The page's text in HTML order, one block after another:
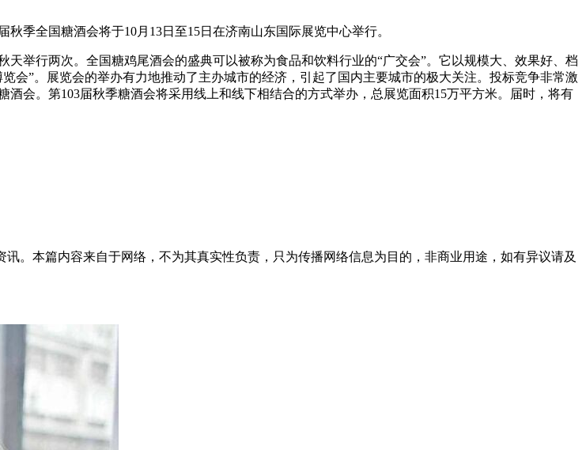
季全国糖酒会将于10月13日至15日在济南山东国际展览中心举行。
举行两次。全国糖鸡尾酒会的盛典可以被称为食品和饮料行业的“广交会”。它以规模大、效果好、档
会”。展览会的举办有力地推动了主办城市的经济，引起了国内主要城市的极大关注。投标竞争非常激
会。第103届秋季糖酒会将采用线上和线下相结合的方式举办，总展览面积15万平方米。届时，将有
。本篇内容来自于网络，不为其真实性负责，只为传播网络信息为目的，非商业用途，如有异议请及